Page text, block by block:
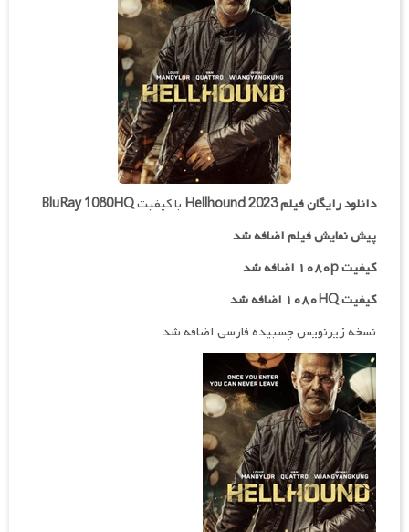
دانلود رایگان فیلمHellhound 2023 با کیفیتBluRay 1080HQ
پیش نمایش فیلم اضافه شد
کیفیت ۱۰۸۰p اضافه شد
کیفیت ۱۰۸۰HQ اضافه شد
نسخه زیرنویس چسبیده فارسی اضافه شد